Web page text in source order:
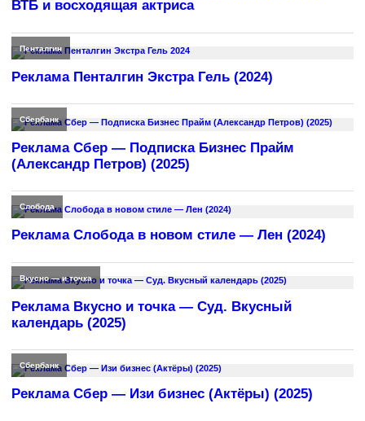
ВТБ и восходящая актриса
Пенталгин
Реклама Пенталгин Экстра Гель (2024)
Сбербанк
Реклама Сбер — Подписка Бизнес Прайм
(Александр Петров) (2025)
Слобода
Реклама Слобода в новом стиле — Лен (2024)
Вкусно — и точка
Реклама Вкусно и точка — Суд. Вкусный
календарь (2025)
Сбербанк
Реклама Сбер — Изи бизнес (Актёры) (2025)